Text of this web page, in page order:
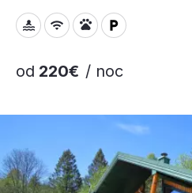
od 220€ / noc